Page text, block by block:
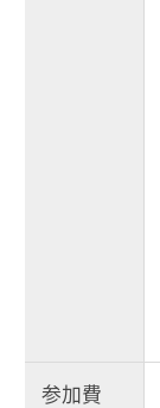
参加費